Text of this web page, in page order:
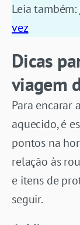
Leia também:
vez
Dicas
viagem
Para encarar
aquecido, é
pontos na
relação às
e itens de
seguir.